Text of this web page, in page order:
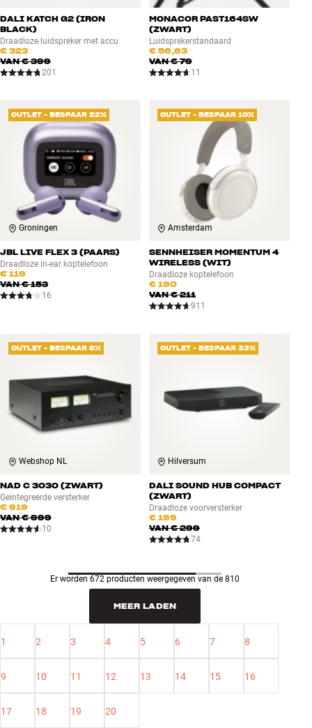
DALI KATCH G2 (IRON
BLACK)
Draadloze luidspreker met accu
€ 323
VAN€ 399
201
MONACOR PAST164SW
(ZWART)
Luidsprekerstandaard
€ 56,63
VAN€ 79
11
OUTLET - BESPAAR 22%
Groningen
JBL LIVE FLEX 3 (PAARS)
Draadloze in-ear koptelefoon
€ 119
VAN€ 153
16
OUTLET - BESPAAR 10%
Amsterdam
SENNHEISER MOMENTUM 4
WIRELESS (WIT)
Draadloze koptelefoon
€ 190
VAN€ 211
911
OUTLET - BESPAAR 8%
Webshop NL
NAD C 3030 (ZWART)
Geïntegreerde versterker
€ 919
VAN€ 999
10
OUTLET - BESPAAR 33%
Hilversum
DALI SOUND HUB COMPACT
(ZWART)
Draadloze voorversterker
€ 199
VAN€ 299
74
Er worden 672 producten weergegeven van de 810
MEER LADEN
1 2 3 4 5 6 7 8
9 10 11 12 13 14 15 16
17 18 19 20